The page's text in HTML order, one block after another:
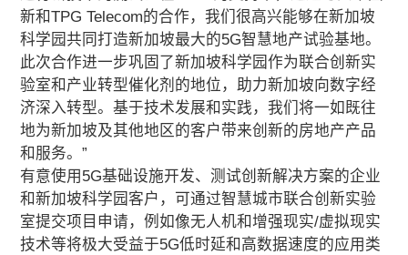
新和TPG Telecom的合作，我们很高兴能够在新加坡
科学园共同打造新加坡最大的5G智慧地产试验基地。
此次合作进一步巩固了新加坡科学园作为联合创新实
验室和产业转型催化剂的地位，助力新加坡向数字经
济深入转型。基于技术发展和实践，我们将一如既往
地为新加坡及其他地区的客户带来创新的房地产产品
和服务。”
有意使用5G基础设施开发、测试创新解决方案的企业
和新加坡科学园客户，可通过智慧城市联合创新实验
室提交项目申请，例如像无人机和增强现实/虚拟现实
技术等将极大受益于5G低时延和高数据速度的应用类